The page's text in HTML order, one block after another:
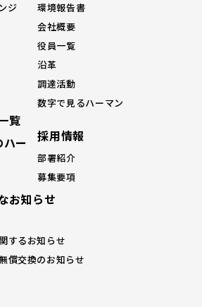
ジ
覧
ー
環境報告書
会社概要
役員一覧
沿革
調達活動
数字で見るハーマン
採⽤情報
部署紹介
募集要項
お知らせ
するお知らせ
償交換のお知らせ